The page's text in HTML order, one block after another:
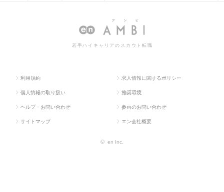
管理の転職 ービス立ち上げの求人情報
若手ハイキャリアのスカウト転職
利用規約 求人情報に関するポリシー
個人情報の取り扱い 推奨環境
ヘルプ・お問い合わせ 参画のお問い合わせ
サイトマップ エン会社概要
© en Inc.